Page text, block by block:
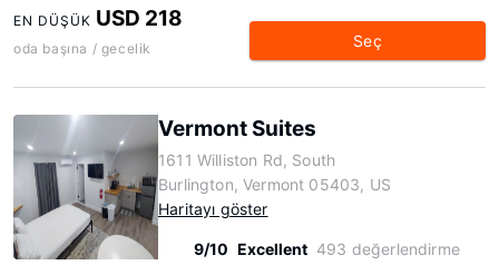
EN DÜŞÜK USD 218
oda başına / gecelik Seç
Vermont Suites
1611 Williston Rd, South
Burlington, Vermont 05403, US
Haritayı göster
9/10 Excellent 493 değerlendirme